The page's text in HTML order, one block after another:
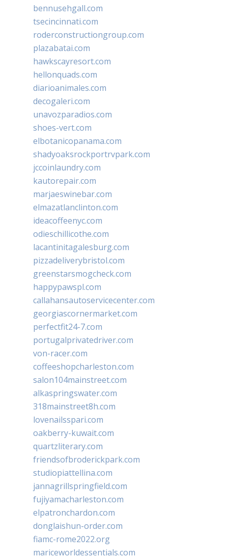
bennusehgall.com
tsecincinnati.com
roderconstructiongroup.com
plazabatai.com
hawkscayresort.com
hellonquads.com
diarioanimales.com
decogaleri.com
unavozparadios.com
shoes-vert.com
elbotanicopanama.com
shadyoaksrockportrvpark.com
jccoinlaundry.com
kautorepair.com
marjaeswinebar.com
elmazatlanclinton.com
ideacoffeenyc.com
odieschillicothe.com
lacantinitagalesburg.com
pizzadeliverybristol.com
greenstarsmogcheck.com
happypawspl.com
callahansautoservicecenter.com
georgiascornermarket.com
perfectfit24-7.com
portugalprivatedriver.com
von-racer.com
coffeeshopcharleston.com
salon104mainstreet.com
alkaspringswater.com
318mainstreet8h.com
lovenailsspari.com
oakberry-kuwait.com
quartzliterary.com
friendsofbroderickpark.com
studiopiattellina.com
jannagrillspringfield.com
fujiyamacharleston.com
elpatronchardon.com
donglaishun-order.com
fiamc-rome2022.org
mariceworldessentials.com